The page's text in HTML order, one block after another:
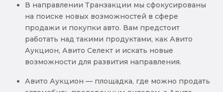
В направлении Транзакции мы сфокусированы
на поиске новых возможностей в сфере
продажи и покупки авто. Вам предстоит
работать над такими продуктами, как Авито
Аукцион, Авито Селект и искать новые
возможности для развития направления.
Авито Аукцион — площадка, где можно продать